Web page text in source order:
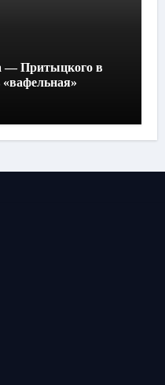
— Притыцкого в